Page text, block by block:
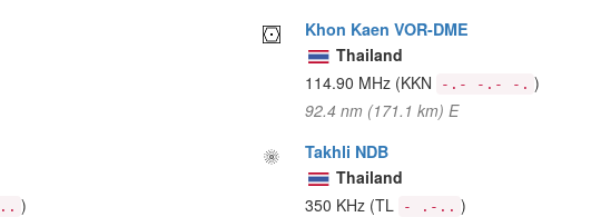
Khon Kaen VOR-DME
Thailand
114.90 MHz (KKN -.- -.- -. )
92.4 nm (171.1 km) E
)
Takhli NDB
Thailand
350 KHz (TL - .-.. )